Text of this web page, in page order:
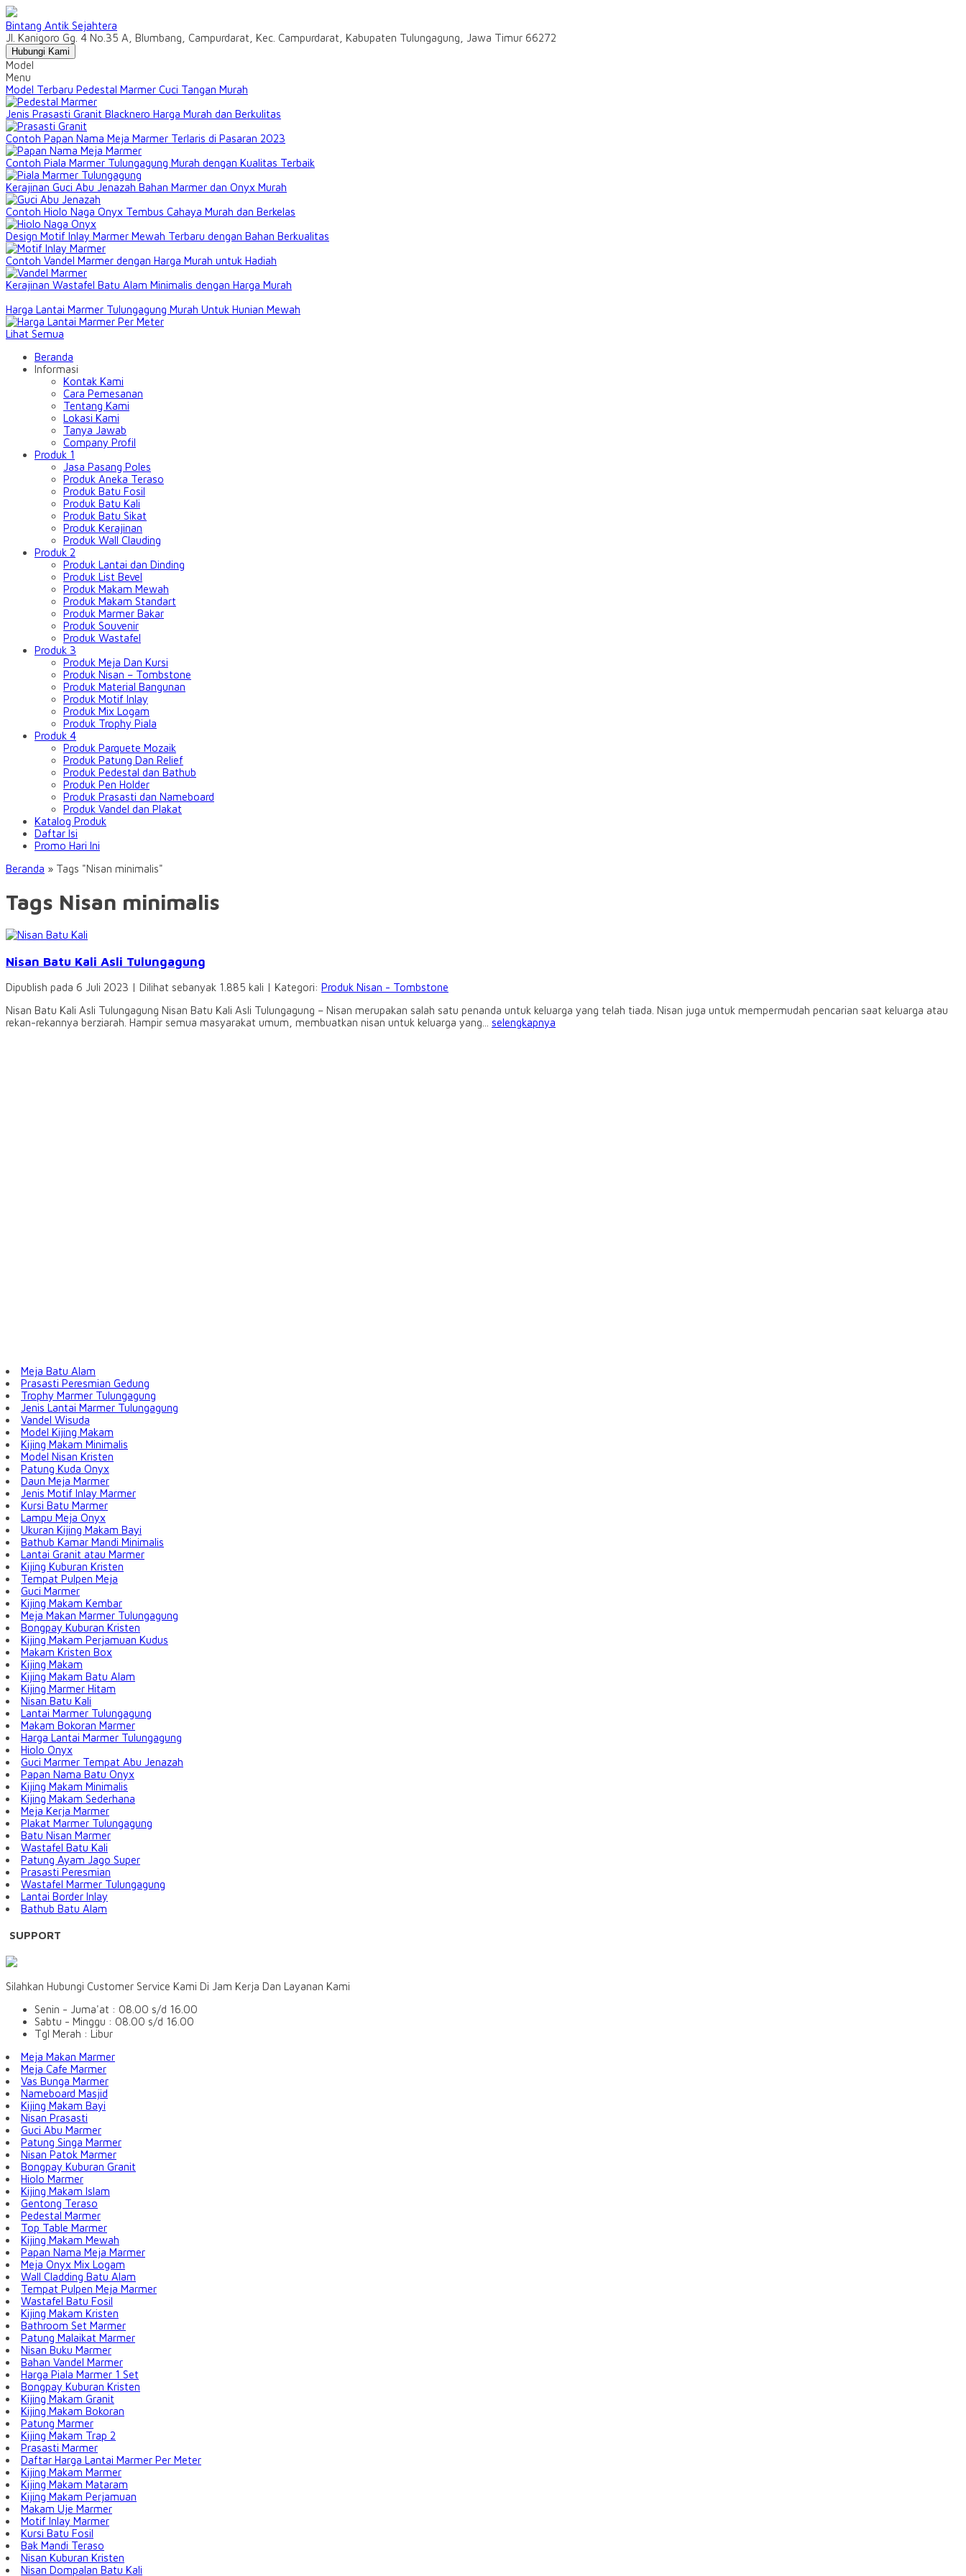
Bintang Antik Sejahtera
Jl. Kanigoro Gg. 4 No.35 A, Blumbang, Campurdarat, Kec. Campurdarat, Kabupaten Tulungagung, Jawa Timur 66272
Hubungi Kami
Model
Menu
Model Terbaru Pedestal Marmer Cuci Tangan Murah
Jenis Prasasti Granit Blacknero Harga Murah dan Berkulitas
Contoh Papan Nama Meja Marmer Terlaris di Pasaran 2023
Contoh Piala Marmer Tulungagung Murah dengan Kualitas Terbaik
Kerajinan Guci Abu Jenazah Bahan Marmer dan Onyx Murah
Contoh Hiolo Naga Onyx Tembus Cahaya Murah dan Berkelas
Design Motif Inlay Marmer Mewah Terbaru dengan Bahan Berkualitas
Contoh Vandel Marmer dengan Harga Murah untuk Hadiah
Kerajinan Wastafel Batu Alam Minimalis dengan Harga Murah
Harga Lantai Marmer Tulungagung Murah Untuk Hunian Mewah
Lihat Semua
Beranda
Informasi
Kontak Kami
Cara Pemesanan
Tentang Kami
Lokasi Kami
Tanya Jawab
Company Profil
Produk 1
Jasa Pasang Poles
Produk Aneka Teraso
Produk Batu Fosil
Produk Batu Kali
Produk Batu Sikat
Produk Kerajinan
Produk Wall Clauding
Produk 2
Produk Lantai dan Dinding
Produk List Bevel
Produk Makam Mewah
Produk Makam Standart
Produk Marmer Bakar
Produk Souvenir
Produk Wastafel
Produk 3
Produk Meja Dan Kursi
Produk Nisan – Tombstone
Produk Material Bangunan
Produk Motif Inlay
Produk Mix Logam
Produk Trophy Piala
Produk 4
Produk Parquete Mozaik
Produk Patung Dan Relief
Produk Pedestal dan Bathub
Produk Pen Holder
Produk Prasasti dan Nameboard
Produk Vandel dan Plakat
Katalog Produk
Daftar Isi
Promo Hari Ini
Beranda » Tags "Nisan minimalis"
Tags Nisan minimalis
Nisan Batu Kali Asli Tulungagung
Dipublish pada 6 Juli 2023 | Dilihat sebanyak 1.885 kali | Kategori: Produk Nisan - Tombstone
Nisan Batu Kali Asli Tulungagung Nisan Batu Kali Asli Tulungagung – Nisan merupakan salah satu penanda untuk keluarga yang telah tiada. Nisan juga untuk mempermudah pencarian saat keluarga atau
rekan-rekannya berziarah. Hampir semua masyarakat umum, membuatkan nisan untuk keluarga yang... selengkapnya
Meja Batu Alam
Prasasti Peresmian Gedung
Trophy Marmer Tulungagung
Jenis Lantai Marmer Tulungagung
Vandel Wisuda
Model Kijing Makam
Kijing Makam Minimalis
Model Nisan Kristen
Patung Kuda Onyx
Daun Meja Marmer
Jenis Motif Inlay Marmer
Kursi Batu Marmer
Lampu Meja Onyx
Ukuran Kijing Makam Bayi
Bathub Kamar Mandi Minimalis
Lantai Granit atau Marmer
Kijing Kuburan Kristen
Tempat Pulpen Meja
Guci Marmer
Kijing Makam Kembar
Meja Makan Marmer Tulungagung
Bongpay Kuburan Kristen
Kijing Makam Perjamuan Kudus
Makam Kristen Box
Kijing Makam
Kijing Makam Batu Alam
Kijing Marmer Hitam
Nisan Batu Kali
Lantai Marmer Tulungagung
Makam Bokoran Marmer
Harga Lantai Marmer Tulungagung
Hiolo Onyx
Guci Marmer Tempat Abu Jenazah
Papan Nama Batu Onyx
Kijing Makam Minimalis
Kijing Makam Sederhana
Meja Kerja Marmer
Plakat Marmer Tulungagung
Batu Nisan Marmer
Wastafel Batu Kali
Patung Ayam Jago Super
Prasasti Peresmian
Wastafel Marmer Tulungagung
Lantai Border Inlay
Bathub Batu Alam
SUPPORT
Silahkan Hubungi Customer Service Kami Di Jam Kerja Dan Layanan Kami
Senin - Juma'at : 08.00 s/d 16.00
Sabtu - Minggu : 08.00 s/d 16.00
Tgl Merah : Libur
Meja Makan Marmer
Meja Cafe Marmer
Vas Bunga Marmer
Nameboard Masjid
Kijing Makam Bayi
Nisan Prasasti
Guci Abu Marmer
Patung Singa Marmer
Nisan Patok Marmer
Bongpay Kuburan Granit
Hiolo Marmer
Kijing Makam Islam
Gentong Teraso
Pedestal Marmer
Top Table Marmer
Kijing Makam Mewah
Papan Nama Meja Marmer
Meja Onyx Mix Logam
Wall Cladding Batu Alam
Tempat Pulpen Meja Marmer
Wastafel Batu Fosil
Kijing Makam Kristen
Bathroom Set Marmer
Patung Malaikat Marmer
Nisan Buku Marmer
Bahan Vandel Marmer
Harga Piala Marmer 1 Set
Bongpay Kuburan Kristen
Kijing Makam Granit
Kijing Makam Bokoran
Patung Marmer
Kijing Makam Trap 2
Prasasti Marmer
Daftar Harga Lantai Marmer Per Meter
Kijing Makam Marmer
Kijing Makam Mataram
Kijing Makam Perjamuan
Makam Uje Marmer
Motif Inlay Marmer
Kursi Batu Fosil
Bak Mandi Teraso
Nisan Kuburan Kristen
Nisan Dompalan Batu Kali